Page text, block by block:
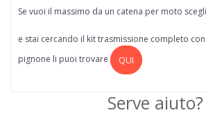
Se vuoi il massimo da un catena per moto scegli
e stai cercando il kit trasmissione completo
pignone li puoi trovare
QUI
Serve aiuto?